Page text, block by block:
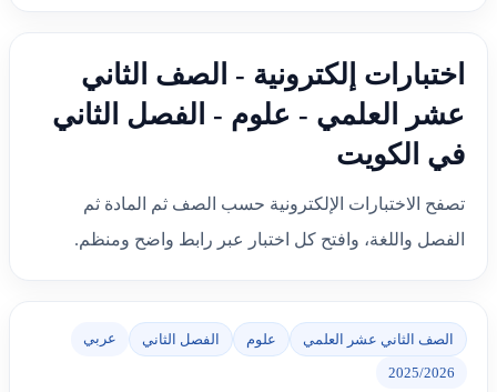
اختبارات إلكترونية - الصف الثاني
عشر العلمي - علوم - الفصل الثاني
في الكويت
تصفح الاختبارات الإلكترونية حسب الصف ثم المادة ثم
الفصل واللغة، وافتح كل اختبار عبر رابط واضح ومنظم.
الصف الثاني عشر العلمي علوم الفصل الثاني عربي
2025/2026